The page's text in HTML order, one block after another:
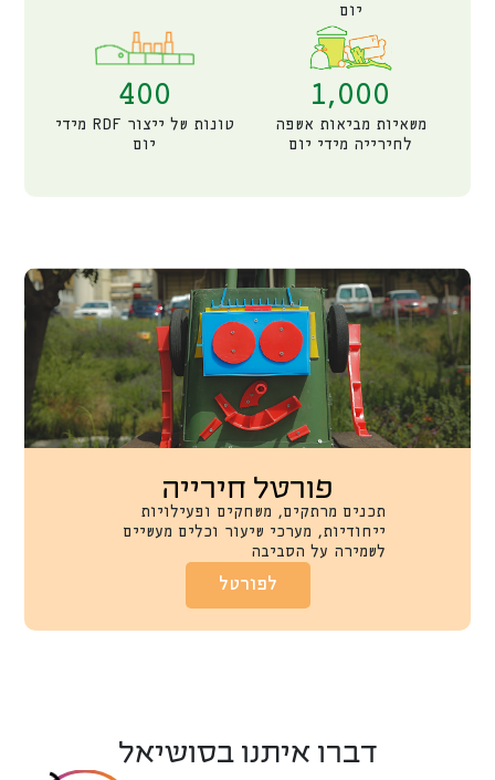
1,000
משאיות מביאות אשפה
לחירייה מידי יום
400
טונות של ייצור RDF מידי
יום
יום
פורטל חירייה
תכנים מרתקים, משחקים ופעילויות
ייחודיות, מערכי שיעור וכלים מעשיים
לשמירה על הסביבה
לפורטל
דברו איתנו בסושיאל